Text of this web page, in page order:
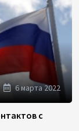
6 марта 2022
с